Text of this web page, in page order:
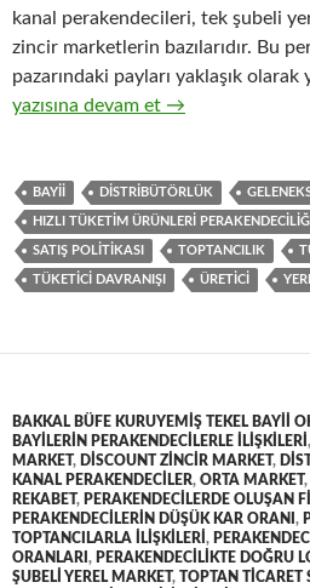
kanal perakendecileri, tek şubeli
zincir marketlerin bazılarıdır. Bu
pazarındaki payları yaklaşık olarak
15-Üreticiler ve distribütörleri ile
yazısına devam et →
BAYII DISTRIBÜTÖRLÜK
HIZLI TÜKETIM ÜRÜNLERI PERAKENDECILIĞI
SATIŞ POLITIKASI TOPTANCILIK
TÜKETICI DAVRANIŞI ÜRETICI
BAKKAL BÜFE KURUYEMIŞ TEKEL BAYII
BAYILERIN PERAKENDECILERLE ILIŞKILERI ,
MARKET, DISCOUNT ZINCIR MARKET,
KANAL PERAKENDECILER, ORTA MARKET,
REKABET, PERAKENDECILERDE OLUŞAN
PERAKENDECILERIN DÜŞÜK KAR ORANI ,
TOPTANCILARLA ILIŞKILERI ,
ORANLARI , PERAKENDECILIKTE DOĞRU
ŞUBELI YEREL MARKET, TOPTAN TICARET